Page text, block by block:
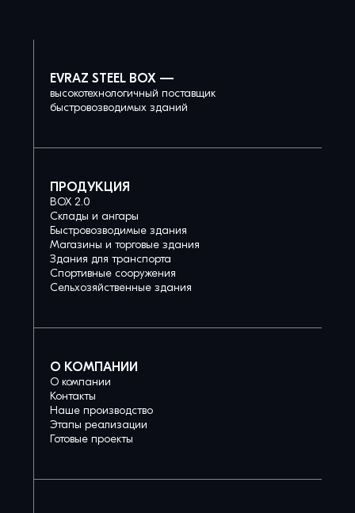
EVRAZ STEEL BOX —
высокотехнологичный поставщик
быстровозводимых зданий
ПРОДУКЦИЯ
BOX 2.0
Склады и ангары
Быстровозводимые здания
Магазины и торговые здания
Здания для транспорта
Спортивные сооружения
Сельхозяйственные здания
О КОМПАНИИ
О компании
Контакты
Наше производство
Этапы реализации
Готовые проекты